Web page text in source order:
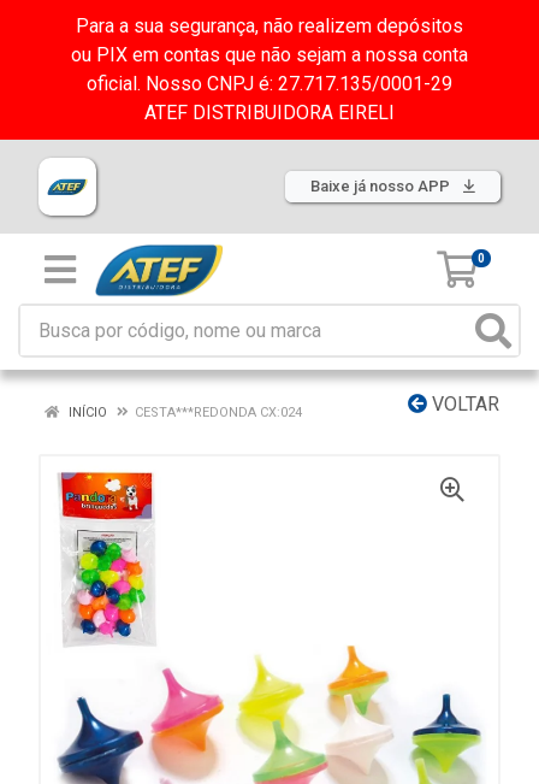
Para a sua segurança, não realizem depósitos
ou PIX em contas que não sejam a nossa conta
oficial. Nosso CNPJ é: 27.717.135/0001-29
ATEF DISTRIBUIDORA EIRELI
Baixe já nosso APP
0
VOLTAR
INÍCIO CESTA***REDONDA CX:024